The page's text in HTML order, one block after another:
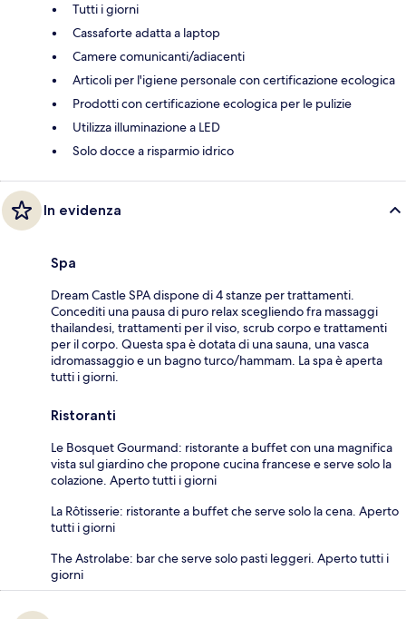
Tutti i giorni
Cassaforte adatta a laptop
Camere comunicanti/adiacenti
Articoli per l'igiene personale con certificazione ecologica
Prodotti con certificazione ecologica per le pulizie
Utilizza illuminazione a LED
Solo docce a risparmio idrico
In evidenza
Spa
Dream Castle SPA dispone di 4 stanze per trattamenti.
Concediti una pausa di puro relax scegliendo fra massaggi
thailandesi, trattamenti per il viso, scrub corpo e trattamenti
per il corpo. Questa spa è dotata di una sauna, una vasca
idromassaggio e un bagno turco/hammam. La spa è aperta
tutti i giorni.
Ristoranti
Le Bosquet Gourmand: ristorante a buffet con una magnifica
vista sul giardino che propone cucina francese e serve solo la
colazione. Aperto tutti i giorni
La Rôtisserie: ristorante a buffet che serve solo la cena. Aperto
tutti i giorni
The Astrolabe: bar che serve solo pasti leggeri. Aperto tutti i
giorni